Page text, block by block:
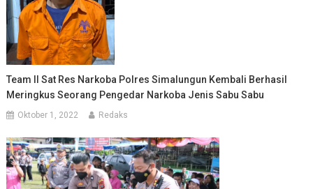
Team II Sat Res Narkoba Polres Simalungun Kembali Berhasil
Meringkus Seorang Pengedar Narkoba Jenis Sabu Sabu
Oktober 1, 2022 Redaks